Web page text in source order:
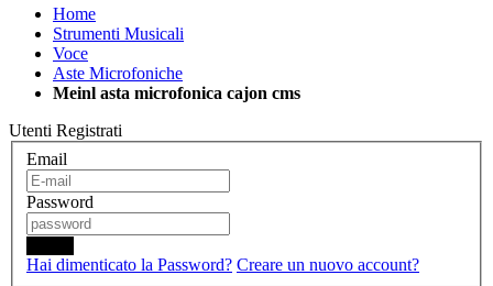
Home
Strumenti Musicali
Voce
Aste Microfoniche
Meinl asta microfonica cajon cms
Utenti Registrati
Email
Password
Hai dimenticato la Password? Creare un nuovo account?